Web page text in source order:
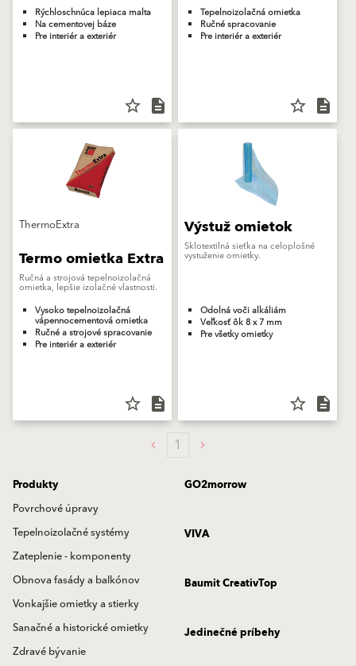
Rýchloschnúca lepiaca malta
Na cementovej báze
Pre interiér a exteriér
star_border description
Tepelnoizolačná omietka
Ručné spracovanie
Pre interiér a exteriér
star_border description
ThermoExtra
Termo omietka Extra
Ručná a strojová tepelnoizolačná
omietka, lepšie izolačné vlastnosti.
Vysoko tepelnoizolačná
vápennocementová omietka
Ručné a strojové spracovanie
Pre interiér a exteriér
star_border description
Výstuž omietok
Sklotextilná sieťka na celoplošné
vystuženie omietky.
Odolná voči alkáliám
Veľkosť ôk 8 x 7 mm
Pre všetky omietky
star_border description
1
Produkty
Povrchové úpravy
Tepelnoizolačné systémy
Zateplenie - komponenty
Obnova fasády a balkónov
Vonkajšie omietky a stierky
Sanačné a historické omietky
Zdravé bývanie
GO2morrow
VIVA
Baumit CreativTop
Jedinečné príbehy